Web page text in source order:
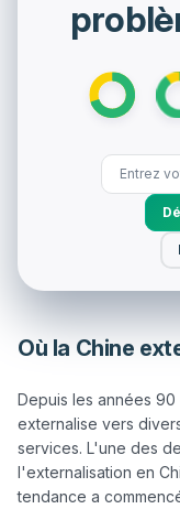
Où la Chine
Depuis les années
externalise vers
services. L'une des
l'externalisation en
tendance a